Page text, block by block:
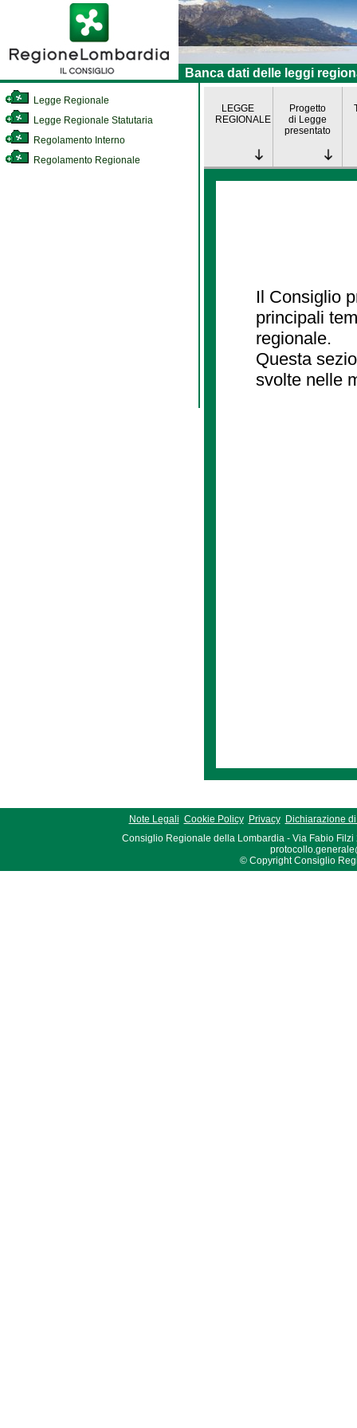
Banca dati delle leggi
Legge Regionale
Legge Regionale Statutaria
Regolamento Interno
Regolamento Regionale
LEGGE
REGIONALE
Progetto
di Legge
presentato
Il Consiglio
principali
regionale.
Questa
svolte nelle
Note Legali Cookie Policy Privacy
Dichiarazione
Consiglio Regionale della Lombardia - Via Fabio Filzi
© Copyright Consiglio